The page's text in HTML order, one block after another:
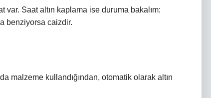
Saat altın kaplama ise duruma bakalım:
benziyorsa caizdir.
malzeme kullandığından, otomatik olarak altın